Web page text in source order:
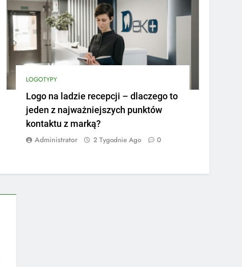
LOGOTYPY
Logo na ladzie recepcji – dlaczego to
jeden z najważniejszych punktów
kontaktu z marką?
Administrator 2 Tygodnie Ago 0